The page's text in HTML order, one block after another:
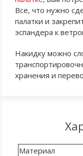
Все, что нужно
палатки и
эспандера к
Накидку можно
хранения и
Материал